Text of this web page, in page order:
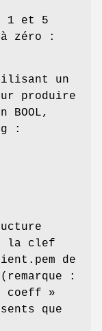
1 et 5
zéro :
un
produire
BOOL,
:
la clef
de
:
coeff »
que